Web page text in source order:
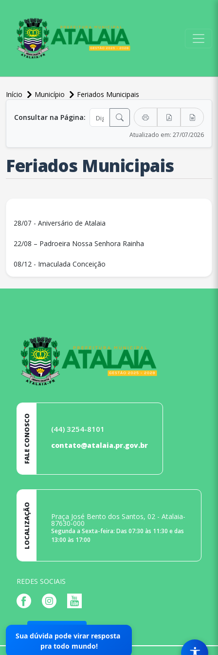
Sua dúvida pode virar resposta
pra todo mundo!
Início Município
Feriados Municipais
Consultar na Página:
Atualizado em: 27/07/2026
Feriados Municipais
28/07 - Aniversário de Atalaia
22/08 – Padroeira Nossa Senhora Rainha
08/12 - Imaculada Conceição
FALE CONOSCO (44) 3254-8101
contato@atalaia.pr.gov.br
LOCALIZAÇÃO Praça José Bento dos Santos, 02 - Atalaia-
87630-000
Segunda a Sexta-feira: Das 07:30 às 11:30 e das
13:00 às 17:00
REDES SOCIAIS